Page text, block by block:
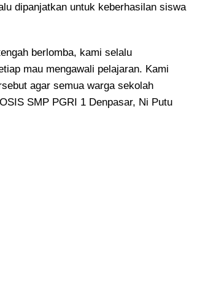
dipanjatkan untuk keberhasilan siswa
berlomba, kami selalu
mau mengawali pelajaran. Kami
agar semua warga sekolah
SMP PGRI 1 Denpasar, Ni Putu